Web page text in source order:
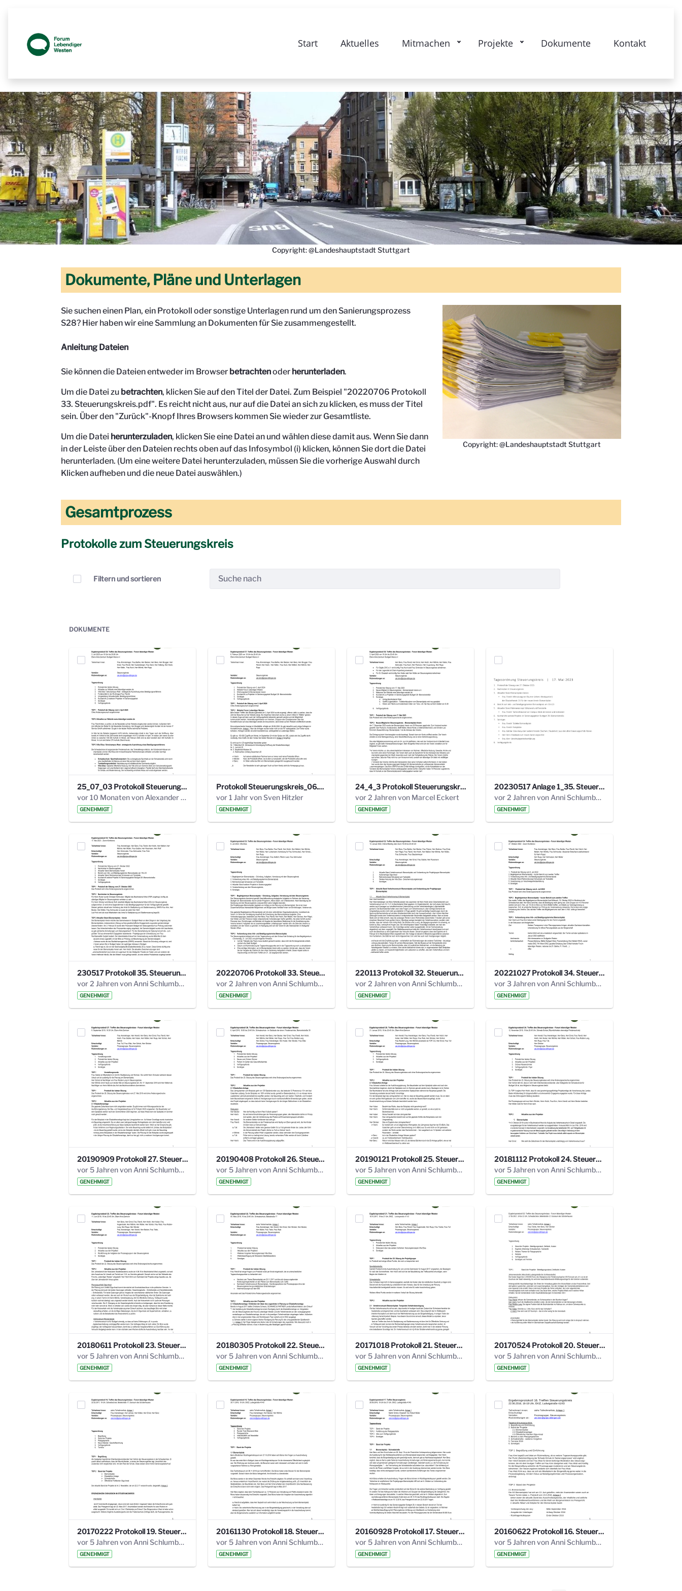
Start Aktuelles Mitmachen Projekte Dokumente Kontakt
Copyright: @Landeshauptstadt Stuttgart
Dokumente, Pläne und Unterlagen
Sie suchen einen Plan, ein Protokoll oder sonstige Unterlagen rund um den Sanierungsprozess
S28? Hier haben wir eine Sammlung an Dokumenten für Sie zusammengestellt.
Anleitung Dateien
Sie können die Dateien entweder im Browser betrachtenoder herunterladen.
Um die Datei zu betrachten, klicken Sie auf den Titel der Datei. Zum Beispiel "20220706 Protokoll
33. Steuerungskreis.pdf". Es reicht nicht aus, nur auf die Datei an sich zu klicken, es muss der Titel
sein. Über den "Zurück"-Knopf Ihres Browsers kommen Sie wieder zur Gesamtliste.
Um die Datei herunterzuladen, klicken Sie eine Datei an und wählen diese damit aus. Wenn Sie dann
in der Leiste über den Dateien rechts oben auf das Infosymbol (i) klicken, können Sie dort die Datei
herunterladen. (Um eine weitere Datei herunterzuladen, müssen Sie die vorherige Auswahl durch
Klicken aufheben und die neue Datei auswählen.)
Copyright: @Landeshauptstadt Stuttgart
Gesamtprozess
Protokolle zum Steuerungskreis
Elemente auswählen
Filtern und sortieren
DOKUMENTE
25_07_03 Protokoll Steuerungskreis.pdf
vor 10 Monaten von Alexander Orlowski
GENEHMIGT
Protokoll Steuerungskreis_06.02.2025 .pdf
vor 1 Jahr von Sven Hitzler
GENEHMIGT
24_4_3 Protokoll Steuerungskreis.pdf
vor 2 Jahren von Marcel Eckert
GENEHMIGT
20230517 Anlage 1_35. Steuerungskreis.pdf
vor 2 Jahren von Anni Schlumberger
GENEHMIGT
230517 Protokoll 35. Steuerungskreis.pdf
vor 2 Jahren von Anni Schlumberger
GENEHMIGT
20220706 Protokoll 33. Steuerungskreis.pdf
vor 2 Jahren von Anni Schlumberger
GENEHMIGT
220113 Protokoll 32. Steuerungskreis.pdf
vor 2 Jahren von Anni Schlumberger
GENEHMIGT
20221027 Protokoll 34. Steuerungskreis.pdf
vor 3 Jahren von Anni Schlumberger
GENEHMIGT
20190909 Protokoll 27. Steuerungskreis.pdf
vor 5 Jahren von Anni Schlumberger
GENEHMIGT
20190408 Protokoll 26. Steuerungskreis.pdf
vor 5 Jahren von Anni Schlumberger
GENEHMIGT
20190121 Protokoll 25. Steuerungskreis.pdf
vor 5 Jahren von Anni Schlumberger
GENEHMIGT
20181112 Protokoll 24. Steuerungskreis.pdf
vor 5 Jahren von Anni Schlumberger
GENEHMIGT
20180611 Protokoll 23. Steuerungskreis.pdf
vor 5 Jahren von Anni Schlumberger
GENEHMIGT
20180305 Protokoll 22. Steuerungskreis.pdf
vor 5 Jahren von Anni Schlumberger
GENEHMIGT
20171018 Protokoll 21. Steuerungskreis.pdf
vor 5 Jahren von Anni Schlumberger
GENEHMIGT
20170524 Protokoll 20. Steuerungskreis.pdf
vor 5 Jahren von Anni Schlumberger
GENEHMIGT
20170222 Protokoll 19. Steuerungskreis.pdf
vor 5 Jahren von Anni Schlumberger
GENEHMIGT
20161130 Protokoll 18. Steuerungskreis.pdf
vor 5 Jahren von Anni Schlumberger
GENEHMIGT
20160928 Protokoll 17. Steuerungskreis.pdf
vor 5 Jahren von Anni Schlumberger
GENEHMIGT
20160622 Protokoll 16. Steuerungskreis.pdf
vor 5 Jahren von Anni Schlumberger
GENEHMIGT